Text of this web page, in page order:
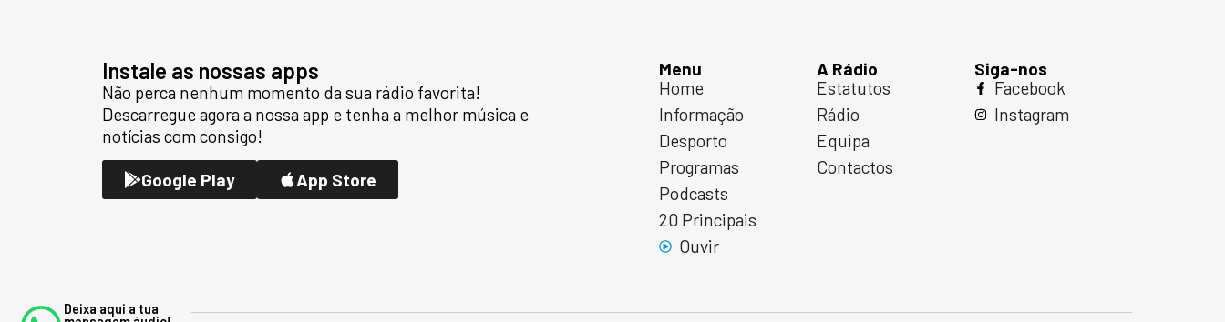
Instale as nossas apps
Não perca nenhum momento da sua rádio favorita!
Descarregue agora a nossa app e tenha a melhor música e
notícias com consigo!
Google Play App Store
Menu
Home
Informação
Desporto
Programas
Podcasts
20 Principais
Ouvir
A Rádio
Estatutos
Rádio
Equipa
Contactos
Siga-nos
Facebook
Instagram
Deixa aqui a tua